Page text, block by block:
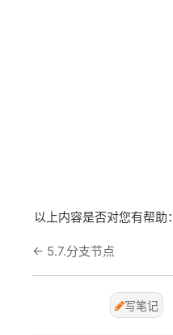
以上内容是否对您有帮助：
← 5.7.分支节点
写笔记